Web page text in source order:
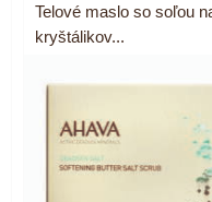
Telové maslo so soľou
kryštálikov...